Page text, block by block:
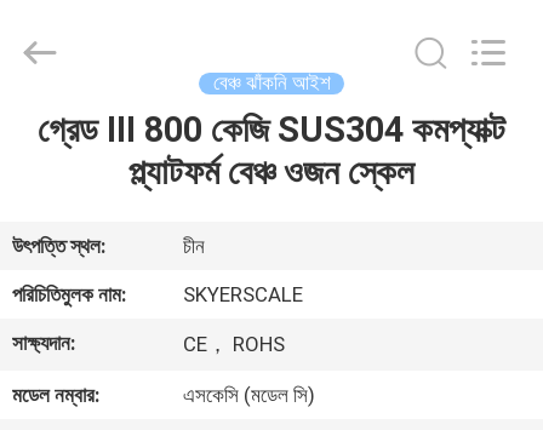
বাড়ি
ভিডিও
আমাদের
সম্বন্ধে
Co.,Limited.
বেঞ্চ ঝাঁকনি আইশ
গ্রেড III 800 কেজি SUS304 কমপ্যাক্ট
প্ল্যাটফর্ম বেঞ্চ ওজন স্কেল
উৎপত্তি স্থল:
চীন
পরিচিতিমুলক নাম:
SKYERSCALE
সাক্ষ্যদান:
CE， ROHS
মডেল নম্বার:
এসকেসি (মডেল সি)